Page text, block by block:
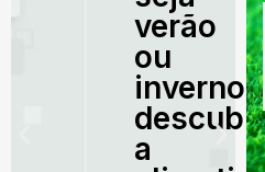
verão
ou
inverno,
a